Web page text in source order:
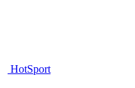
HotSport